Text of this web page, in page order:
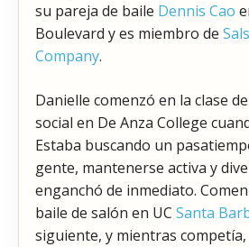
su pareja de baile Dennis Cao
Boulevard y es miembro de
Company.
Danielle comenzó en la clase
social en De Anza College
Estaba buscando un
gente, mantenerse activa y
enganchó de inmediato.
baile de salón en UC Santa
siguiente, y mientras competía,